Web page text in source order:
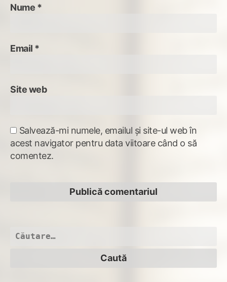
Nume *
Email *
Site web
Salvează-mi numele, emailul și site-ul web în
acest navigator pentru data viitoare când o să
comentez.
Caută